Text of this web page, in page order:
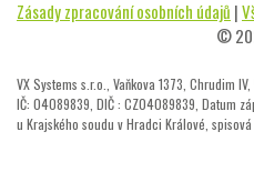
Zásady zpracování osobních údajů |
©
VX Systems s.r.o., Vaňkova 1373, Chrudim
IČ: 04089839, DIČ : CZ04089839, Datum
u Krajského soudu v Hradci Králové,